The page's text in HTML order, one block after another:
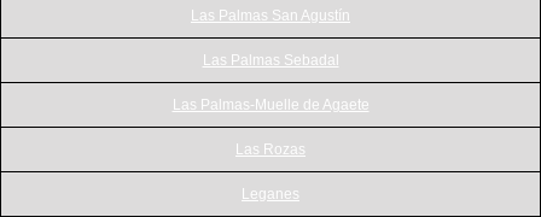
Las Palmas San Agustín
Las Palmas Sebadal
Las Palmas-Muelle de Agaete
Las Rozas
Leganes